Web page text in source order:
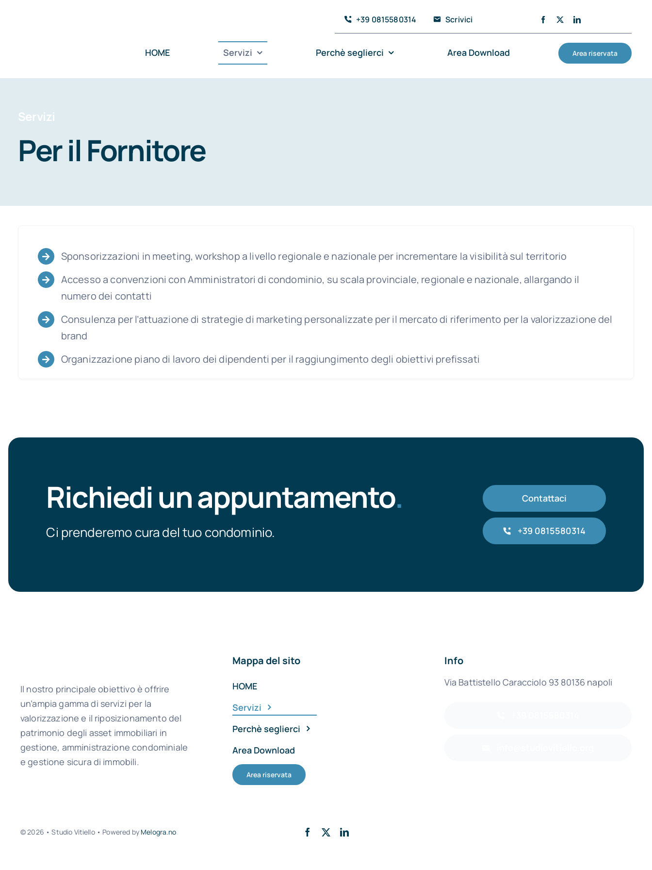
+39 0815580314 Scrivici
HOME Servizi Perchè seglierci Area Download Area riservata
Servizi
Per il Fornitore
Sponsorizzazioni in meeting, workshop a livello regionale e nazionale per incrementare la visibilità sul territorio
Accesso a convenzioni con Amministratori di condominio, su scala provinciale, regionale e nazionale, allargando il
numero dei contatti
Consulenza per l’attuazione di strategie di marketing personalizzate per il mercato di riferimento per la valorizzazione del
brand
Organizzazione piano di lavoro dei dipendenti per il raggiungimento degli obiettivi prefissati
Richiedi un appuntamento.
Ci prenderemo cura del tuo condominio.
Contattaci
+39 0815580314
Il nostro principale obiettivo è offrire
un’ampia gamma di servizi per la
valorizzazione e il riposizionamento del
patrimonio degli asset immobiliari in
gestione, amministrazione condominiale
e gestione sicura di immobili.
Mappa del sito
HOME
Servizi
Perchè seglierci
Area Download
Area riservata
Info
Via Battistello Caracciolo 93 80136 napoli
© 2026 • Studio Vitiello • Powered by Melogra.no